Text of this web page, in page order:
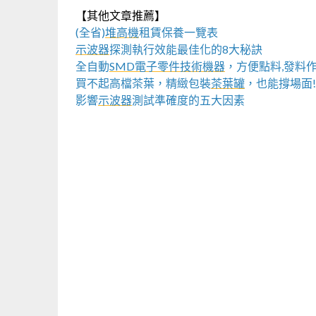
【其他文章推薦】
(全省)堆高機租賃保養一覽表
示波器探測執行效能最佳化的8大秘訣
全自動SMD電子零件技術機器 ，方便點料,發料
買不起高檔茶葉，精緻包裝茶葉罐 ，也能撐場面!
影響示波器測試準確度的五大因素